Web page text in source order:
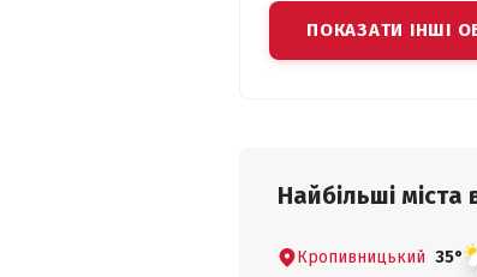
ПОКАЗАТИ ІНШІ
Найбільші міста
Кропивницький 35°